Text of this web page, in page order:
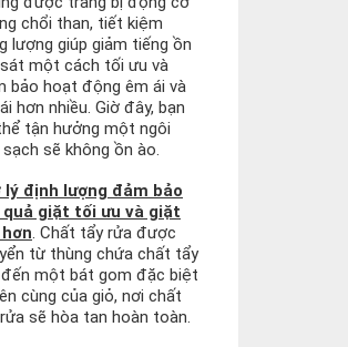
chổi than, tiết kiệm
lượng giúp giảm tiếng ồn
một cách tối ưu và
bảo hoạt động êm ái và
hơn nhiều. Giờ đây, bạn
tận hưởng một ngôi
sạch sẽ không ồn ào.
lý định lượng đảm bảo
giặt tối ưu và giặt
. Chất tẩy rửa được
từ thùng chứa chất tẩy
một bát gom đặc biệt
cùng của giỏ, nơi chất
sẽ hòa tan hoàn toàn.